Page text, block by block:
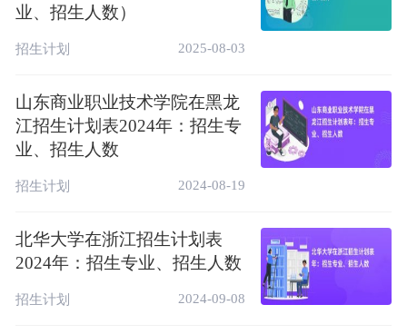
举办教师教育的院校之一，2002年3月经国家
教育部批准组建专科学校。建校以来，一代代
德、进学、明辨、笃行”的校训，接续奋斗、
砥砺前行，为河南省特别是豫西北地区基础教
育和经济社会发展作出了积极贡献。
办学成绩突出，社会声誉持续提升。学校坚持
累计为社会培养输送了20余万名毕业生。持
续深化教育教学改革力度，不断提高内涵建设
水平，学校先后荣获全国科普教育基地、国家
业、招生人数）
招生计划 2025-08-03
山东商业职业技术学院在黑龙
江招生计划表2024年：招生专
业、招生人数
招生计划 2024-08-19
北华大学在浙江招生计划表
2024年：招生专业、招生人数
招生计划 2024-09-08